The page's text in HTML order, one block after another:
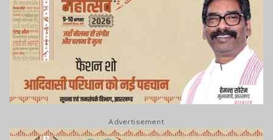
Advertisement